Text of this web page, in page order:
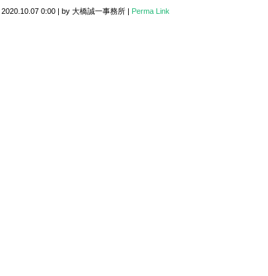
2020.10.07 0:00 | by 大橋誠一事務所 | Perma Link